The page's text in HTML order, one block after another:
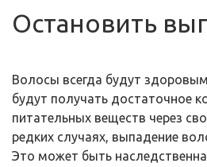
Остановить
Волосы всегда будут
будут получать достаточное
питательных веществ через
редких случаях, выпадение
Это может быть